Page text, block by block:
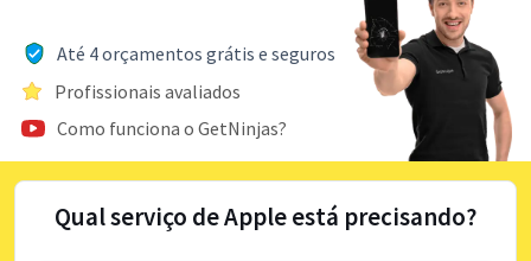
Até 4 orçamentos grátis e seguros
Profissionais avaliados
Como funciona o GetNinjas?
Qual serviço de Apple está precisando?